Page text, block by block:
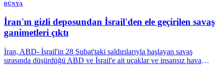
DÜNYA
İran'ın gizli deposundan İsrail'den ele geçirilen savaş
ganimetleri çıktı
İran, ABD- İsrail'in 28 Şubat'taki saldırılarıyla başlayan savaş
sırasında düşürdüğü ABD ve İsrail'e ait uçaklar ve insansız hava